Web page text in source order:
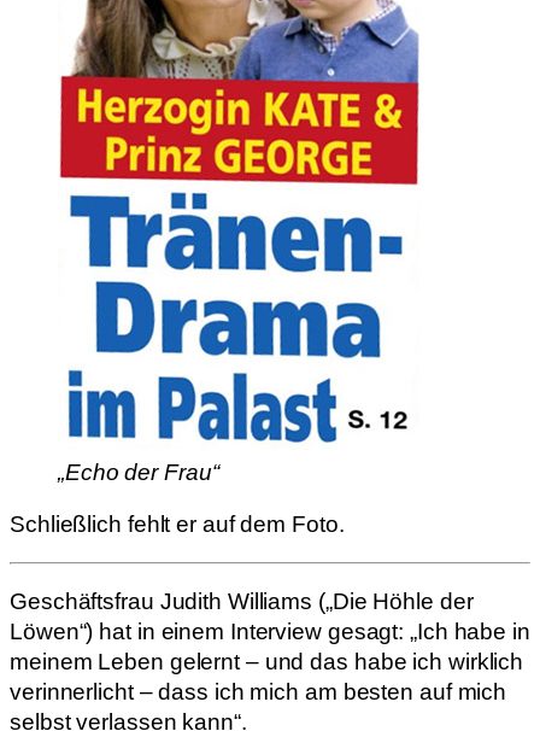
„Echo der Frau“
Schließlich fehlt er auf dem Foto.
Geschäftsfrau Judith Williams („Die Höhle der
Löwen“) hat in einem Interview gesagt: „Ich habe in
meinem Leben gelernt – und das habe ich wirklich
verinnerlicht – dass ich mich am besten auf mich
selbst verlassen kann“.